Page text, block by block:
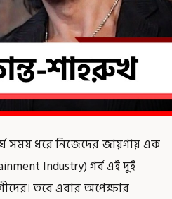
সময় ধরে নিজেদের জায়গায় এক
Industry) গর্ব এই দুই
তবে এবার অপেক্ষার